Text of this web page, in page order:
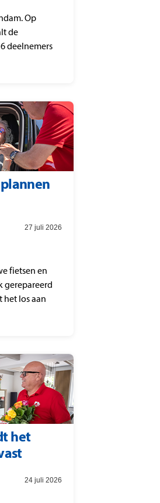
Op
de
deelnemers
per lot.
27 juli 2026
fietsen en
gerepareerd
het los aan
gevallen op
het
24 juli 2026